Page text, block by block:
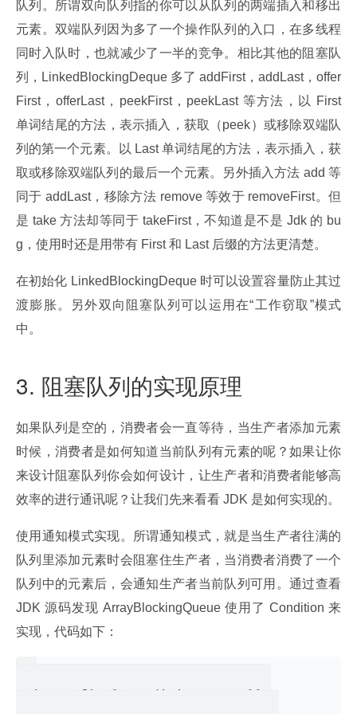
队列。所谓双向队列指的你可以从队列的两端插入和移出
元素。双端队列因为多了一个操作队列的入口，在多线程
同时入队时，也就减少了一半的竞争。相比其他的阻塞队
列，LinkedBlockingDeque 多了 addFirst，addLast，offer
First，offerLast，peekFirst，peekLast 等方法，以 First
单词结尾的方法，表示插入，获取（peek）或移除双端队
列的第一个元素。以 Last 单词结尾的方法，表示插入，获
取或移除双端队列的最后一个元素。另外插入方法 add 等
同于 addLast，移除方法 remove 等效于 removeFirst。但
是 take 方法却等同于 takeFirst，不知道是不是 Jdk 的 bu
g，使用时还是用带有 First 和 Last 后缀的方法更清楚。
在初始化 LinkedBlockingDeque 时可以设置容量防止其过
渡膨胀。另外双向阻塞队列可以运用在“工作窃取”模式
中。
3. 阻塞队列的实现原理
如果队列是空的，消费者会一直等待，当生产者添加元素
时候，消费者是如何知道当前队列有元素的呢？如果让你
来设计阻塞队列你会如何设计，让生产者和消费者能够高
效率的进行通讯呢？让我们先来看看 JDK 是如何实现的。
使用通知模式实现。所谓通知模式，就是当生产者往满的
队列里添加元素时会阻塞住生产者，当消费者消费了一个
队列中的元素后，会通知生产者当前队列可用。通过查看
JDK 源码发现 ArrayBlockingQueue 使用了 Condition 来
实现，代码如下：